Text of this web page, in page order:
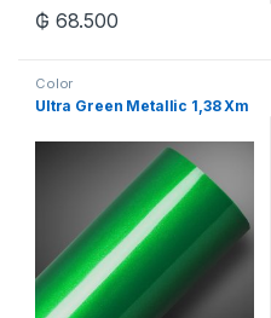
₲ 68.500
Color
Ultra Green Metallic 1,38 Xm